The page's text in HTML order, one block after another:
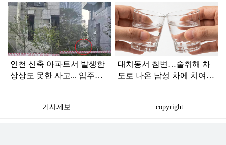
탑
라
인
인천 신축 아파트서 발생한
상상도 못한 사고... 입주민
대치동서 참변…술취해 차
도로 나온 남성 차에 치여
기사제보 copyright